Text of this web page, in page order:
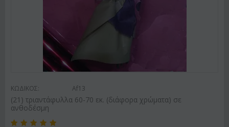
ΚΩΔΙΚΟΣ: Af13
(21) τριαντάφυλλα 60-70 εκ. (διάφορα χρώματα) σε
ανθοδέσμη